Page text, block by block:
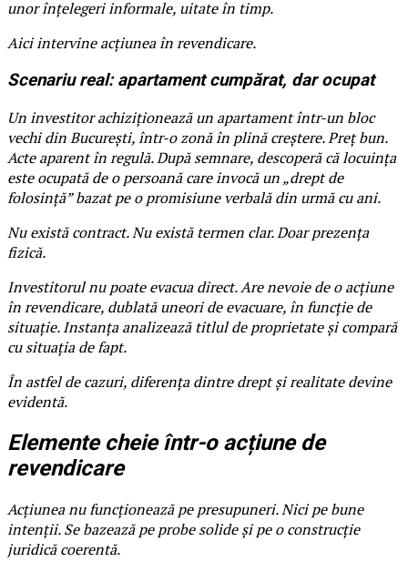
unor înțelegeri informale, uitate în timp.
Aici intervine acțiunea în revendicare.
Scenariu real: apartament cumpărat, dar ocupat
Un investitor achiziționează un apartament într-un bloc
vechi din București, într-o zonă în plină creștere. Preț bun.
Acte aparent în regulă. După semnare, descoperă că locuința
este ocupată de o persoană care invocă un „drept de
folosință” bazat pe o promisiune verbală din urmă cu ani.
Nu există contract. Nu există termen clar. Doar prezența
fizică.
Investitorul nu poate evacua direct. Are nevoie de o acțiune
în revendicare, dublată uneori de evacuare, în funcție de
situație. Instanța analizează titlul de proprietate și compară
cu situația de fapt.
În astfel de cazuri, diferența dintre drept și realitate devine
evidentă.
Elemente cheie într-o acțiune de
revendicare
Acțiunea nu funcționează pe presupuneri. Nici pe bune
intenții. Se bazează pe probe solide și pe o construcție
juridică coerentă.